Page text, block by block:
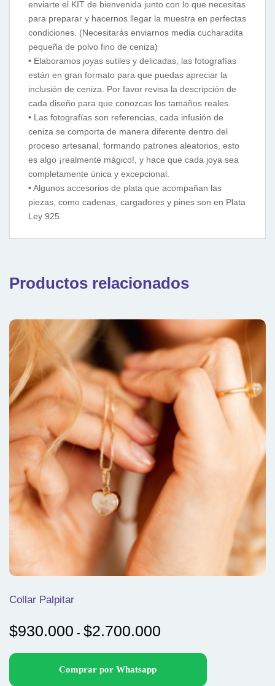
enviarte el KIT de bienvenida junto con lo que necesitas
para preparar y hacernos llegar la muestra en perfectas
condiciones. (Necesitarás enviarnos media cucharadita
pequeña de polvo fino de ceniza)
• Elaboramos joyas sutiles y delicadas, las fotografías
están en gran formato para que puedas apreciar la
inclusión de ceniza. Por favor revisa la descripción de
cada diseño para que conozcas los tamaños reales.
• Las fotografías son referencias, cada infusión de
ceniza se comporta de manera diferente dentro del
proceso artesanal, formando patrones aleatorios, esto
es algo ¡realmente mágico!, y hace que cada joya sea
completamente única y excepcional.
• Algunos accesorios de plata que acompañan las
piezas, como cadenas, cargadores y pines son en Plata
Ley 925.
Productos relacionados
Collar Palpitar
$930.000 - $2.700.000
Comprar por Whatsapp